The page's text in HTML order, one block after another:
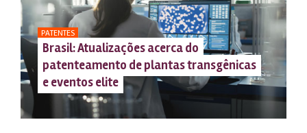
PATENTES
Brasil: Atualizações acerca do
patenteamento de plantas transgênicas
e eventos elite